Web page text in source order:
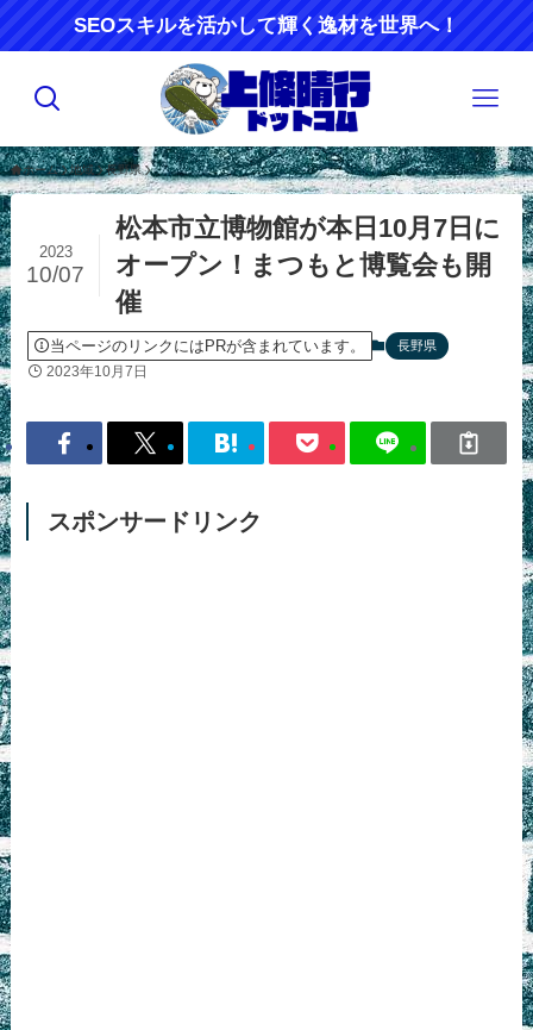
SEOスキルを活かして輝く逸材を世界へ！
ホーム 地域 長野県
松本市立博物館が本日10月7日に
オープン！まつもと博覧会も開
催
2023
10/07
当ページのリンクにはPRが含まれています。 長野県
2023年10月7日
スポンサードリンク